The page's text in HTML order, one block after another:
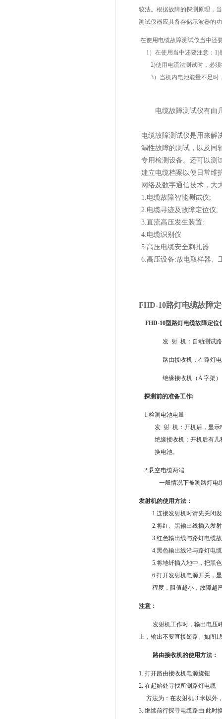
较法。根据故障的探测原理，
测试仪器应具备存储示波器的
在使用电缆故障测试仪当中还
1）在使用当中还要注意：1)
2)使用电流法测试时，必须
3）当机内电池能量不足时，
电缆故障测试仪有由
电缆故障测试仪是用来解
漏性故障的测试，以及同
专用检测设备。还可以测
建立电缆档案以便日常维
网络及数字通信技术，大
1.电缆故障智能测试仪;
2.电缆寻迹及故障定位仪;
3.直流高压发生装置:
4.电缆识别仪
5.高压电缆安全刺扎器
6.高压设备:放电取样器、
FHD-10路灯电缆故障
FHD-10型路灯电缆故障定位
发 射 机：自动测试
路由接收机：在路灯
绝缘接收机（A字架
探测前的准备工作:
1.检测电池电量
发 射 机：开机后，显示
绝缘接收机：开机后有几
换电池。
2.悬空电缆两端
一般情况下被测路灯电
发射机的使用方法：
1.连接发射机时请先关闭
2.将红、黑输出线插入发
3.红色输出线与路灯电缆
4.黑色输出线沿与路灯电
5.将地钎插入地中，把黑
6.打开发射机电源开关，
程度，阻值越小，故障越
注意：
发射机工作时，输出电压
上，输出不要直接短路。如图 1
路由接收机的使用方法：
1. 打开路由接收机电源旋钮
2. 在起始处寻找所测路灯电缆
方法为：在发射机3 米以外
3. 继续前行探寻电缆路由 此时